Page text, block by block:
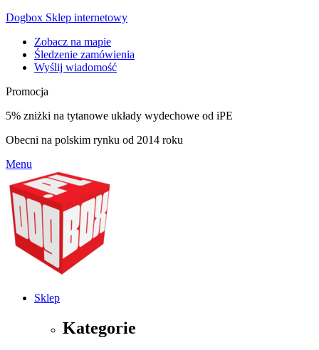
Dogbox Sklep internetowy
Zobacz na mapie
Śledzenie zamówienia
Wyślij wiadomość
Promocja
5% zniżki na tytanowe układy wydechowe od iPE
Obecni na polskim rynku od 2014 roku
Menu
Sklep
Kategorie